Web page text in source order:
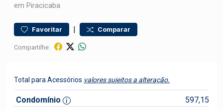
em Piracicaba
Favoritar | Comparar
Compartilhe:
Total para Acessórios valores sujeitos a alteração.
Condomínio
597,15